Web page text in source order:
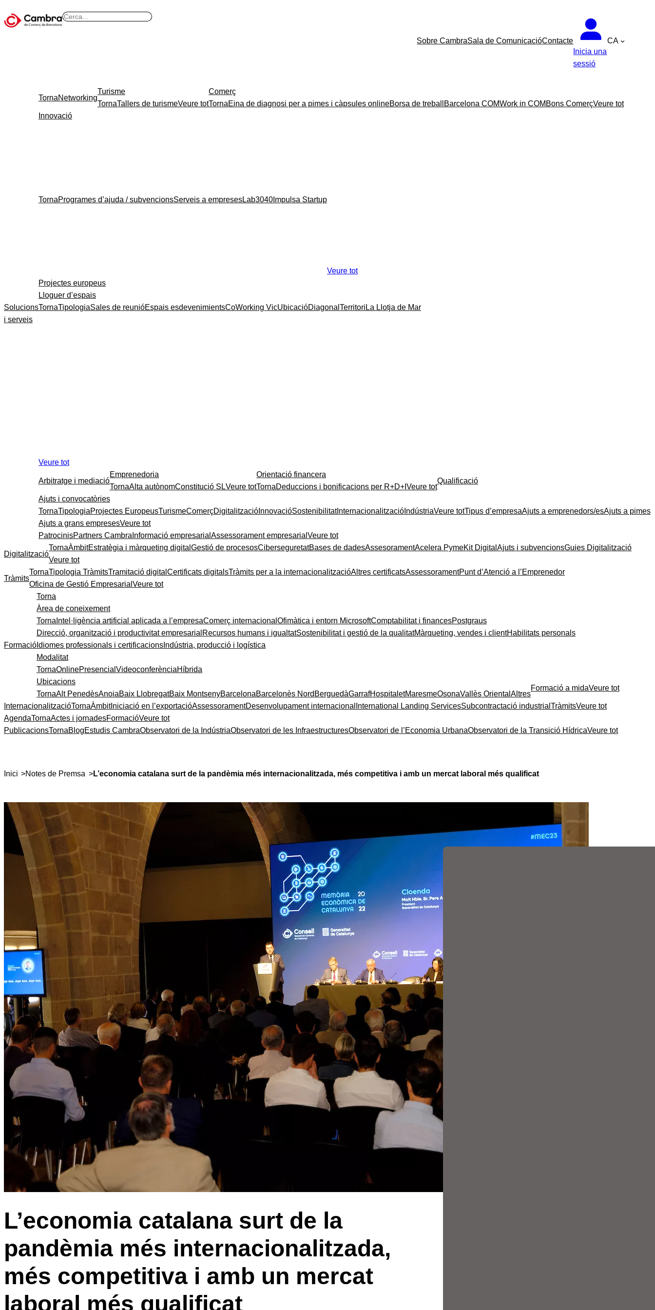
B
Sobre CambraSala de ComunicacióContacte
Inicia una
sessió
CA
Solucions
i serveis
TornaNetworking
Turisme
TornaTallers de turismeVeure tot
Comerç
TornaEina de diagnosi per a pimes i càpsules onlineBorsa de treball Barcelona COMWork in COM Bons ComerçVeure tot
Innovació
TornaProgrames d’ajuda / subvencionsServeis a empresesLab3040 Impulsa Startup
Veure tot
Projectes europeus
Lloguer d’espais
TornaTipologiaSales de reunióEspais esdevenimientsCoWorking VicUbicacióDiagonal TerritoriLa Llotja de Mar
Veure tot
Arbitratge i mediació
Emprenedoria
TornaAlta autònomConstitució SLVeure tot
Orientació financera
TornaDeduccions i bonificacions per R+D+I Veure tot
Qualificació
Ajuts i convocatòries
TornaTipologiaProjectes EuropeusTurismeComerçDigitalització InnovacióSostenibilitatInternacionalització IndústriaVeure totTipus d’empresaAjuts a emprenedors/esAjuts a pimes
Ajuts a grans empresesVeure tot
PatrocinisPartners Cambra Informació empresarial Assessorament empresarial Veure tot
Digitalització
TornaÀmbitEstratègia i màrqueting digital Gestió de procesosCiberseguretatBases de dadesAssesoramentAcelera PymeKit Digital Ajuts i subvencionsGuies Digitalització
Veure tot
Tràmits
TornaTipologia TràmitsTramitació digital Certificats digitalsTràmits per a la internacionalitzacióAltres certificatsAssessoramentPunt d’Atenció a l’Emprenedor
Oficina de Gestió Empresarial Veure tot
Formació
Torna
Àrea de coneixement
Torna Intel·ligència artificial aplicada a l’empresaComerç internacional Ofimàtica i entorn MicrosoftComptabilitat i financesPostgraus
Direcció, organització i productivitat empresarial Recursos humans i igualtatSostenibilitat i gestió de la qualitatMàrqueting, vendes i clientHabilitats personals
Idiomes professionals i certificacions Indústria, producció i logística
Modalitat
TornaOnlinePresencial VideoconferènciaHíbrida
Ubicacions
TornaAlt PenedèsAnoiaBaix LlobregatBaix MontsenyBarcelonaBarcelonès Nord BerguedàGarrafHospitaletMaresmeOsonaVallès Oriental Altres
Formació a midaVeure tot
InternacionalitzacióTornaÀmbitIniciació en l’exportacióAssessoramentDesenvolupament internacional International Landing ServicesSubcontractació industrial TràmitsVeure tot
AgendaTornaActes i jornadesFormacióVeure tot
PublicacionsTornaBlogEstudis CambraObservatori de la IndústriaObservatori de les InfraestructuresObservatori de l’Economia UrbanaObservatori de la Transició HídricaVeure tot
Inici >Notes de Premsa >L’economia catalana surt de la pandèmia més internacionalitzada, més competitiva i amb un mercat laboral més qualificat
L’economia catalana surt de la
pandèmia més internacionalitzada,
més competitiva i amb un mercat
laboral més qualificat
Contingut relacionat